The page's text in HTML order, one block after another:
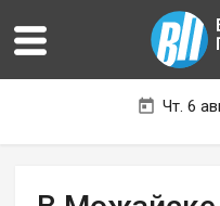
Чт. 6